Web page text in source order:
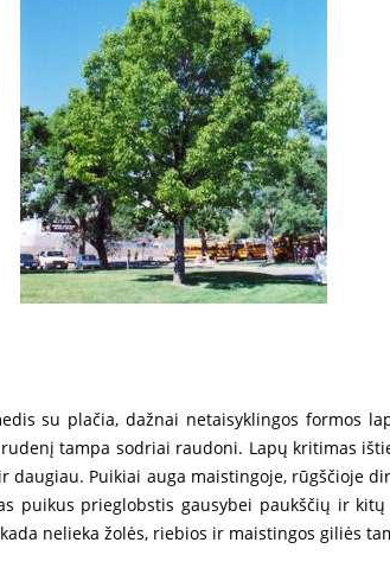
su plačia, dažnai netaisyklingos formos
tampa sodriai raudoni. Lapų kritimas
Puikiai auga maistingoje, rūgščioje
puikus prieglobstis gausybei paukščių ir
nelieka žolės, riebios ir maistingos giliės